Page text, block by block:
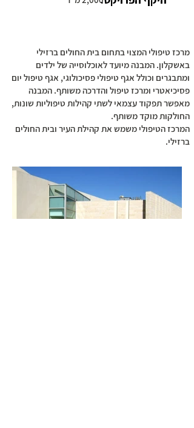
מרכז טיפולי המצוי בתחום בית החולים ברזילי
באשקלון. המבנה מיועד לאוכלוסייה של ילדים
ומתבגרים וכולל אגף טיפולי פסיכולוגי, אגף טיפול יום
פסיכיאטרי ומרכז טיפול והדרכה משותף. המבנה
מאפשר תפקוד עצמאי לשתי קהילות טיפוליות שונות,
החולקות מוקד משותף.
המרכז הטיפולי משמש את קהילת העיר ובית החולים
ברזילי.